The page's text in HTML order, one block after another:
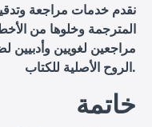
نقدم خدمات مراجعة
المترجمة وخلوها من
مراجعين لغويين
الروح الأصلية للكتاب.
خاتمة